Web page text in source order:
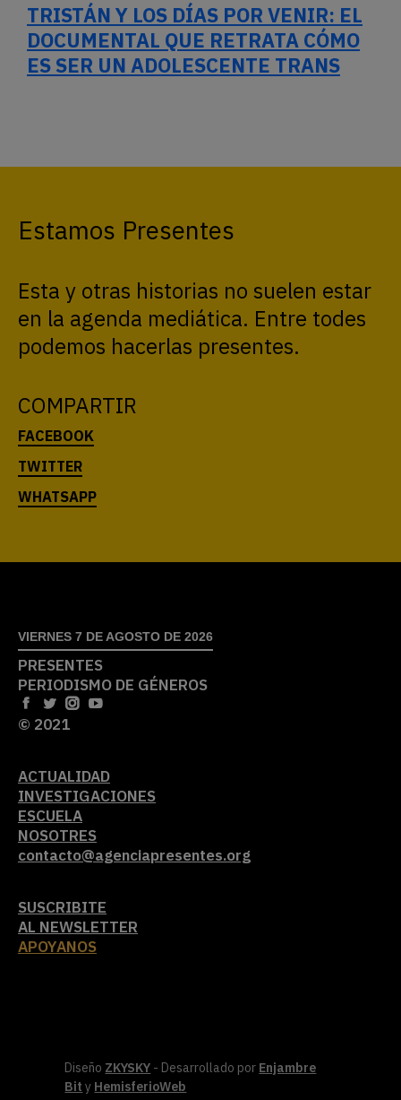
TRISTÁN Y LOS DÍAS POR VENIR: EL
DOCUMENTAL QUE RETRATA CÓMO
ES SER UN ADOLESCENTE TRANS
Estamos Presentes
Esta y otras historias no suelen estar
en la agenda mediática. Entre todes
podemos hacerlas presentes.
COMPARTIR
VIERNES 7 DE AGOSTO DE 2026
PRESENTES
PERIODISMO DE GÉNEROS
© 2021
ACTUALIDAD
INVESTIGACIONES
ESCUELA
NOSOTRES
contacto@agenciapresentes.org
SUSCRIBITE
AL NEWSLETTER
APOYANOS
Diseño ZKYSKY - Desarrollado por Enjambre
Bit y HemisferioWeb